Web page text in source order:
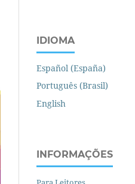
IDIOMA
Español (España)
Português (Brasil)
English
INFORMAÇÕES